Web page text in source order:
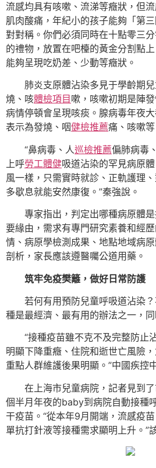
流感均具有咳嗽、流涕等癥狀，但
肌肉酸痛，年紀小的孩子能夠「第
對對稱。你們必須同時在十點零三
的禮物，放置在吧檯的黃金分割點
能夠呈現吃奶差、少動等癥狀。
肺炎支原體沾染多見于學齡期
燒、咳體檢項目 嗽，咳嗽初期是陣
病情停頓會呈現咳痰。腺病毒年夜
表示為發燒、咽健檢推薦痛、咳嗽等
“鼻病毒、人巡檢推薦偏肺病毒
上呼勞工體健吸道沾染的罕見病原
風一樣，只需實時就診、正軌護理
多歇息就能安然康復。”秦強說。
專家指出，判定出哪種病原體
要緣由，需求有專門研究素養和經
情、病原學檢測成果、地點地域病
剖析，家長應該遵醫囑公道用藥。
筑牢免疫樊籬，做好日常防護
若何有用預防兒童呼吸道沾染
種是最經濟、最有用的辦法之一，
“接種疫苗雖不克不及完整防止
明顯下降重癥、住院和逝世亡風險
重點人群維護後果明顯。”中國疾控
在上海市兒童病院，記者見到
個半月年夜的baby到病院自動接種
干疫苗。“從本年9月開端，流感疫
單抗打針液等接種需求顯明上升。”